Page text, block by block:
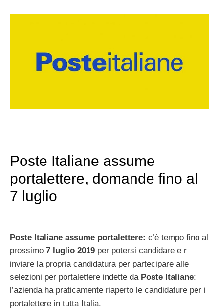
Poste Italiane assume
portalettere, domande fino al
7 luglio
Poste Italiane assume portalettere: c’è tempo fino al
prossimo 7 luglio 2019 per potersi candidare e r
inviare la propria candidatura per partecipare alle
selezioni per portalettere indette da Poste Italiane:
l’azienda ha praticamente riaperto le candidature per i
portalettere in tutta Italia.